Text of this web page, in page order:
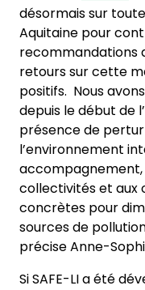
désormais sur
Aquitaine pour
recommandations
retours sur cette
positifs. Nous
depuis le début de
présence de
l’environnement
collectivités et aux
concrètes pour
sources de
précise Anne-
Si SAFE-LI a été